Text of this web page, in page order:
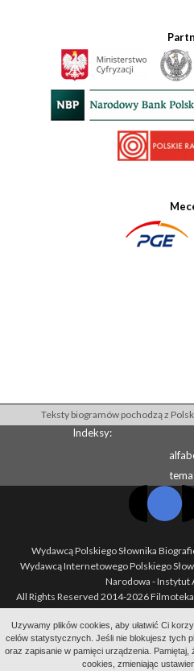
Uzywamy plików cookies, aby ułatwić Ci
celów statystycznych. Jeśli nie blokujesz tych
oraz zapisanie w pamięci urządzenia.
cookies, zmieniając
Teksty biogramów pochodzą z
Indeksy:
Wydawcą Polskiego Słownika
Wydawcą Internetowego Polskiego
Narodowa - Instytut
All Rights Reserved 2014-2026Filmoteka
Informacje o